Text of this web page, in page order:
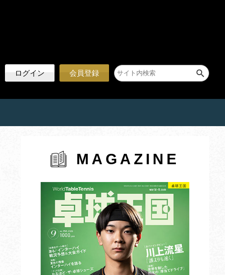
ログイン 会員登録
MAGAZINE